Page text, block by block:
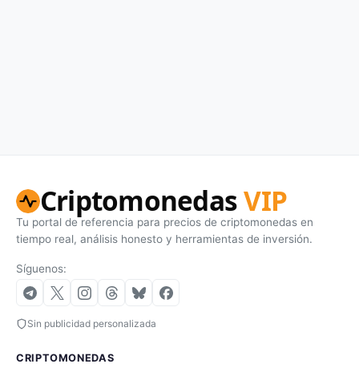
CriptomonedasVIP
Tu portal de referencia para precios de criptomonedas en
tiempo real, análisis honesto y herramientas de inversión.
Síguenos:
Sin publicidad personalizada
CRIPTOMONEDAS